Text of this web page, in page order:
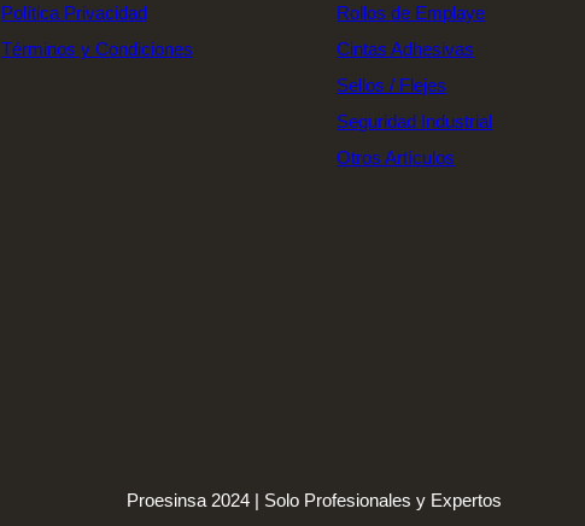
Política Privacidad
Términos y Condiciones
Rollos de Emplaye
Cintas Adhesivas
Sellos / Flejes
Seguridad Industrial
Otros Artículos
Proesinsa 2024 | Solo Profesionales y Expertos